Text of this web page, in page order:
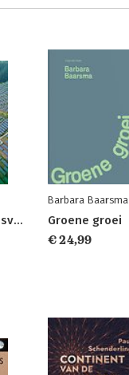
Duurzaamheidsverslaggeving
Barbara Baarsma
Groene groei
€ 24,99